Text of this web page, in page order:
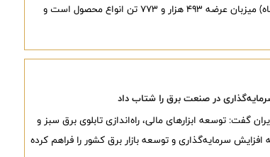
بورس کالای ایران امروز (چهارشنبه ۷ مرداد ماه) میزبان عرضه ۴۹۳ هزار و ۷۷۳ تن انواع محصول است و
در صنعت برق را شتاب داد
گفت: توسعه ابزارهای مالی، راه‌اندازی تابلوی برق سبز و
سرمایه‌گذاری و توسعه بازار برق کشور را فراهم کرده